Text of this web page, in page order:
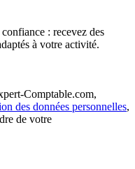
: recevez des
à votre activité.
Comptable.com,
des données personnelles,
de votre